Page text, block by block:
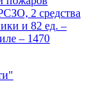
2 средства
и 82 ед. –
– 1470